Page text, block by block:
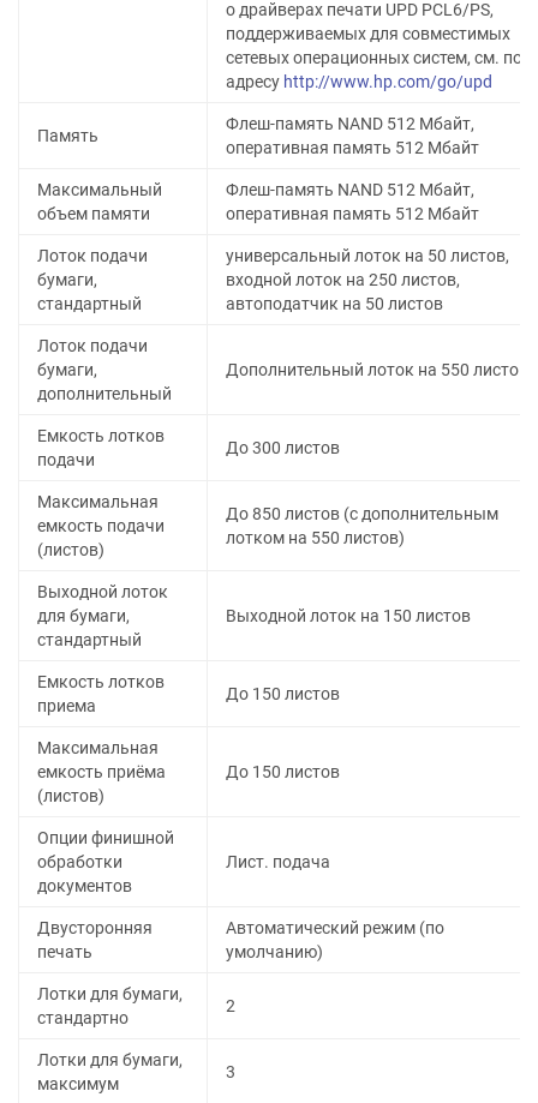
о драйверах печати UPD PCL6/PS,
поддерживаемых для совместимых
сетевых операционных систем, см. по
адресу http://www.hp.com/go/upd
Память
Флеш-память NAND 512 Мбайт,
оперативная память 512 Мбайт
Максимальный
объем памяти
Флеш-память NAND 512 Мбайт,
оперативная память 512 Мбайт
Лоток подачи
бумаги,
стандартный
универсальный лоток на 50 листов,
входной лоток на 250 листов,
автоподатчик на 50 листов
Лоток подачи
бумаги,
дополнительный
Дополнительный лоток на 550 листов
Емкость лотков
подачи
До 300 листов
Максимальная
емкость подачи
(листов)
До 850 листов (с дополнительным
лотком на 550 листов)
Выходной лоток
для бумаги,
стандартный
Выходной лоток на 150 листов
Емкость лотков
приема
До 150 листов
Максимальная
емкость приёма
(листов)
До 150 листов
Опции финишной
обработки
документов
Лист. подача
Двусторонняя
печать
Автоматический режим (по
умолчанию)
Лотки для бумаги,
стандартно
2
Лотки для бумаги,
максимум
3